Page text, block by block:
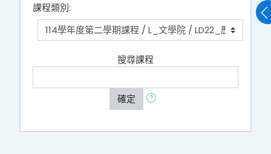
課程類別:
搜尋課程
確定